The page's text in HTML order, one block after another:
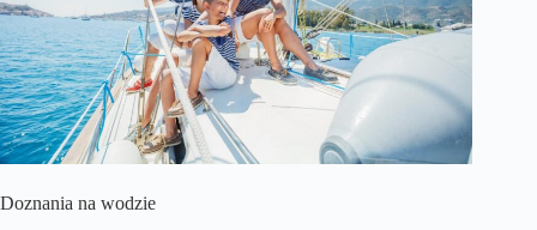
Doznania na wodzie